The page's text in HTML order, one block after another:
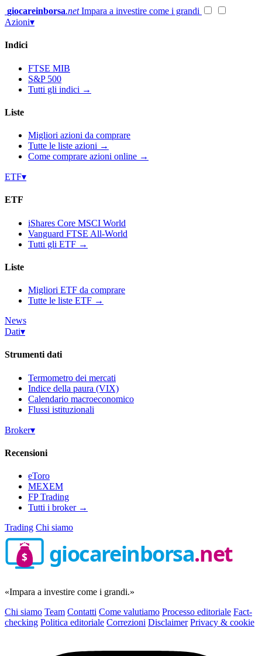
Vai
al
giocareinborsa.net Impara a investire come i grandi
Azioni▾
Indici
FTSE MIB
S&P 500
Tutti gli indici →
Liste
Migliori azioni da comprare
Tutte le liste azioni →
Come comprare azioni online →
ETF▾
ETF
iShares Core MSCI World
Vanguard FTSE All-World
Tutti gli ETF →
Liste
Migliori ETF da comprare
Tutte le liste ETF →
News
Dati▾
Strumenti dati
Termometro dei mercati
Indice della paura (VIX)
Calendario macroeconomico
Flussi istituzionali
Broker▾
Recensioni
eToro
MEXEM
FP Trading
Tutti i broker →
Trading Chi siamo
$ giocareinborsa.net
«Impara a investire come i grandi.»
Chi siamo Team Contatti Come valutiamo Processo editoriale Fact-
checking Politica editoriale Correzioni Disclaimer Privacy & cookie